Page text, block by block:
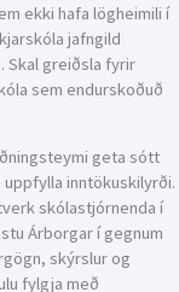
ekki hafa lögheimili í
jafngild
Skal greiðsla fyrir
sem endurskoðuð
geta sótt
inntökuskilyrði.
skólastjórnenda í
Árborgar í gegnum
skýrslur og
fylgja með